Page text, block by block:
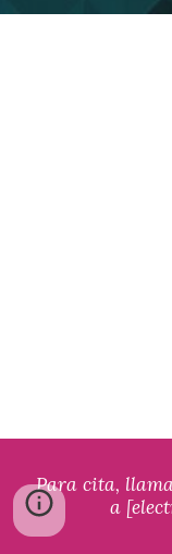
Para cita,
a